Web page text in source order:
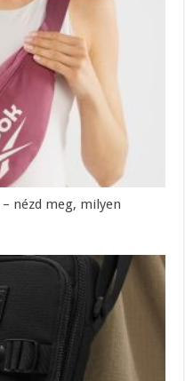
nézd meg, milyen